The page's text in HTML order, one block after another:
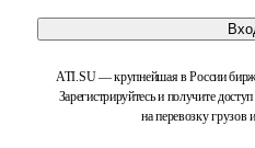
ATI.SU — крупнейшая в России
Зарегистрируйтесь и получите
на перевозку грузов